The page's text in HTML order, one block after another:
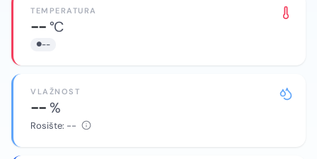
TEMPERATURA
--°C
--
VLAŽNOST
--%
Rosište: --